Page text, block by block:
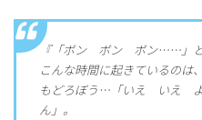
『「ボン ボン ボン……」と
こんな時間に起きているのは
もどろぼう…「いえ いえ
ん」。